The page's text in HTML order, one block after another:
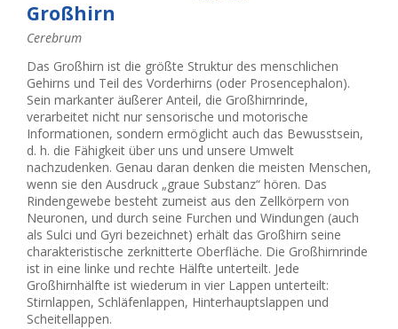
Großhirn
Cerebrum
Das Großhirn ist die größte Struktur des menschlichen
Gehirns und Teil des Vorderhirns (oder Prosencephalon).
Sein markanter äußerer Anteil, die Großhirnrinde,
verarbeitet nicht nur sensorische und motorische
Informationen, sondern ermöglicht auch das Bewusstsein,
d. h. die Fähigkeit über uns und unsere Umwelt
nachzudenken. Genau daran denken die meisten Menschen,
wenn sie den Ausdruck „graue Substanz“ hören. Das
Rindengewebe besteht zumeist aus den Zellkörpern von
Neuronen, und durch seine Furchen und Windungen (auch
als Sulci und Gyri bezeichnet) erhält das Großhirn seine
charakteristische zerknitterte Oberfläche. Die Großhirnrinde
ist in eine linke und rechte Hälfte unterteilt. Jede
Großhirnhälfte ist wiederum in vier Lappen unterteilt:
Stirnlappen, Schläfenlappen, Hinterhauptslappen und
Scheitellappen.